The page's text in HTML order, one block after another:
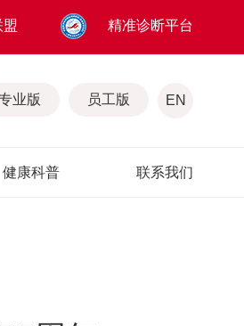
盟 精准诊断平台
业版 员工版 EN
健康科普 联系我们